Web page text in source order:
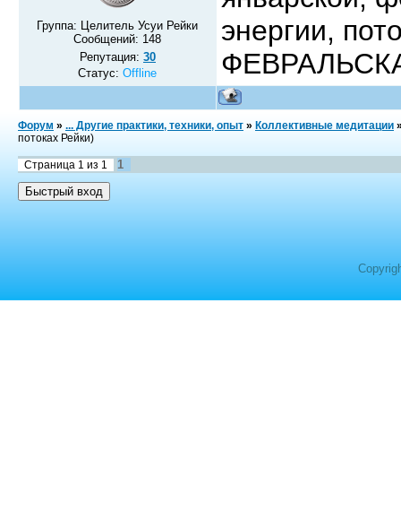
Группа: Целитель Усуи Рейки
Сообщений: 148
Репутация: 30
Статус:Offline
энергии,
Форум » ... Другие практики, техники, опыт » Коллективные медитации
потоках Рейки)
Страница 1 из 1 1